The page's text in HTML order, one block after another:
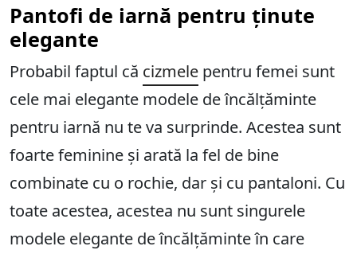
Pantofi de iarnă pentru ținute
elegante
Probabil faptul că cizmele pentru femei sunt
cele mai elegante modele de încălțăminte
pentru iarnă nu te va surprinde. Acestea sunt
foarte feminine și arată la fel de bine
combinate cu o rochie, dar și cu pantaloni. Cu
toate acestea, acestea nu sunt singurele
modele elegante de încălțăminte în care